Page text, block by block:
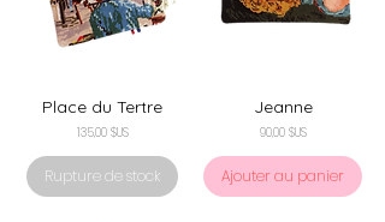
Place du Tertre
Prix
135,00 $US
Rupture de stock
Jeanne
Prix
90,00 $US
Ajouter au panier